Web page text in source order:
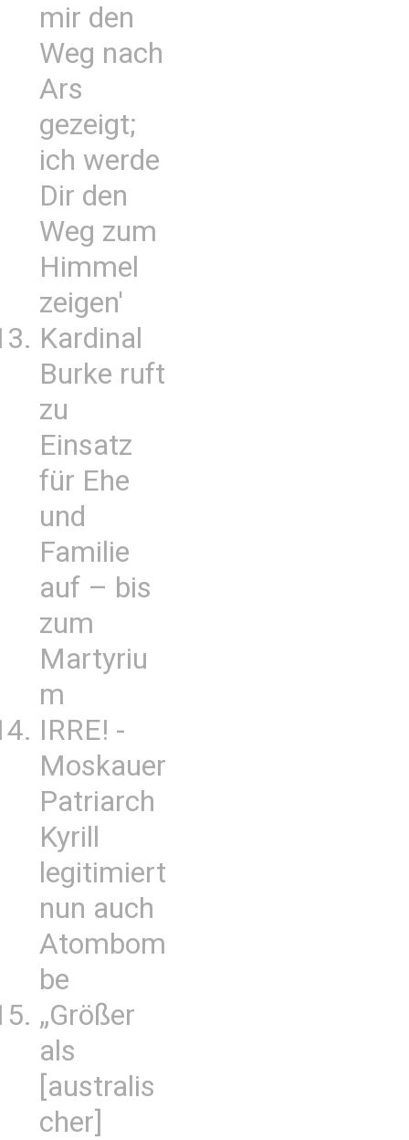
mir den
Weg nach
Ars
gezeigt;
ich werde
Dir den
Weg zum
Himmel
zeigen'
Kardinal
Burke ruft
zu
Einsatz
für Ehe
und
Familie
auf – bis
zum
Martyriu
m
IRRE! -
Moskauer
Patriarch
Kyrill
legitimiert
nun auch
Atombom
be
„Größer
als
[australis
cher]